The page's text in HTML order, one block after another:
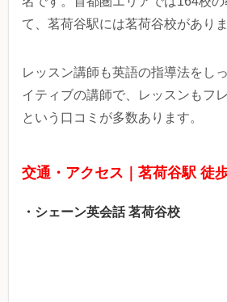
て、茗荷谷駅には茗荷谷校がありま
レッスン講師も英語の指導法をし
イティブの講師で、レッスンもフ
という口コミが多数あります。
交通・アクセス｜茗荷谷駅 徒
・シェーン英会話 茗荷谷校